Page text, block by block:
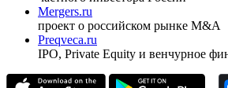
Mergers.ru
проект о российском рынке M&A
Preqveca.ru
IPO, Private Equity и венчурное